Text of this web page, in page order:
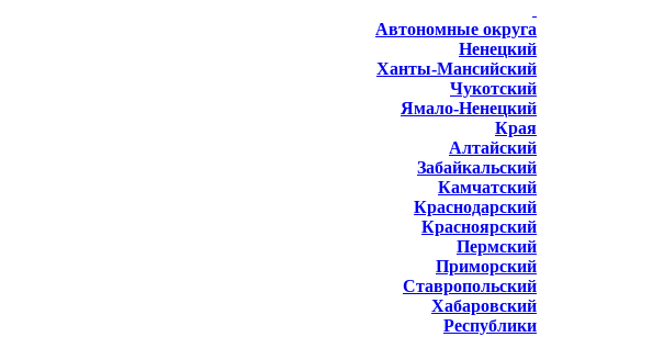
Автономные округа
Ненецкий
Ханты-Мансийский
Чукотский
Ямало-Ненецкий
Края
Алтайский
Забайкальский
Камчатский
Краснодарский
Красноярский
Пермский
Приморский
Ставропольский
Хабаровский
Республики